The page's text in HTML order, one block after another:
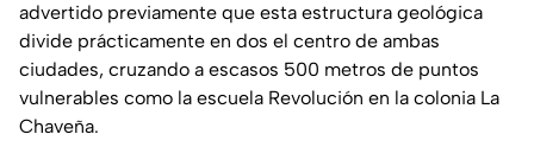
advertido previamente que esta estructura geológica
divide prácticamente en dos el centro de ambas
ciudades, cruzando a escasos 500 metros de puntos
vulnerables como la escuela Revolución en la colonia La
Chaveña.